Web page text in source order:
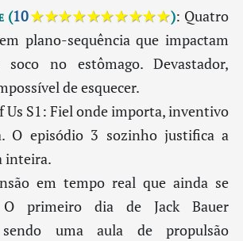
(10★★★★★★★★★★): Quatro
plano-sequência que impactam
no estômago. Devastador,
de esquecer.
Us S1: Fiel onde importa, inventivo
O episódio 3 sozinho justifica a
inteira.
em tempo real que ainda se
O primeiro dia de Jack Bauer
uma aula de propulsão